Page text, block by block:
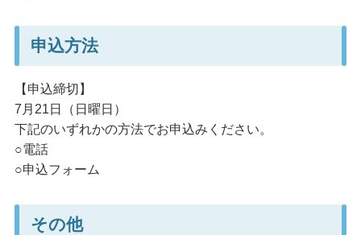
申込方法
【申込締切】
7月21日（日曜日）
下記のいずれかの方法でお申込みください。
○電話
○申込フォーム
その他